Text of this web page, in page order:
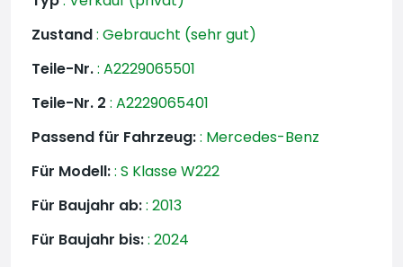
Zustand: Gebraucht (sehr gut)
Teile-Nr.: A2229065501
Teile-Nr. 2 : A2229065401
Passend für Fahrzeug:: Mercedes-Benz
Für Modell:: S Klasse W222
Für Baujahr ab:: 2013
Für Baujahr bis:: 2024